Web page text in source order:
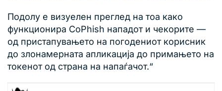
Подолу е визуелен преглед на тоа како
функционира CoPhish нападот и чекорите —
од пристапувањето на погодениот корисник
до злонамерната апликација до примањето на
токенот од страна на напаѓачот.“